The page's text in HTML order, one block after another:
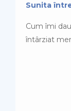
Sunita
Cum îmi
întârziat